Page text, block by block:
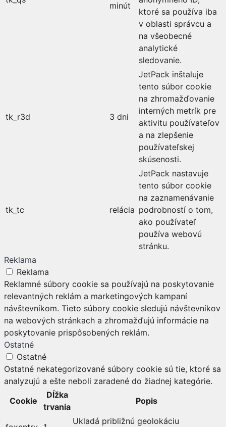
minút
ktoré sa používa iba
v oblasti správcu a
na všeobecné
analytické
sledovanie.
tk_r3d 3 dni
JetPack inštaluje
tento súbor cookie
na zhromažďovanie
interných metrík pre
aktivitu používateľov
a na zlepšenie
používateľskej
skúsenosti.
tk_tc relácia
JetPack nastavuje
tento súbor cookie
na zaznamenávanie
podrobností o tom,
ako používateľ
používa webovú
stránku.
Reklama
Reklama
Reklamné súbory cookie sa používajú na poskytovanie
relevantných reklám a marketingových kampaní
návštevníkom. Tieto súbory cookie sledujú návštevníkov
na webových stránkach a zhromažďujú informácie na
poskytovanie prispôsobených reklám.
Ostatné
Ostatné
Ostatné nekategorizované súbory cookie sú tie, ktoré sa
analyzujú a ešte neboli zaradené do žiadnej kategórie.
Cookie
Dĺžka
trvania
Popis
Ukladá približnú geolokáciu